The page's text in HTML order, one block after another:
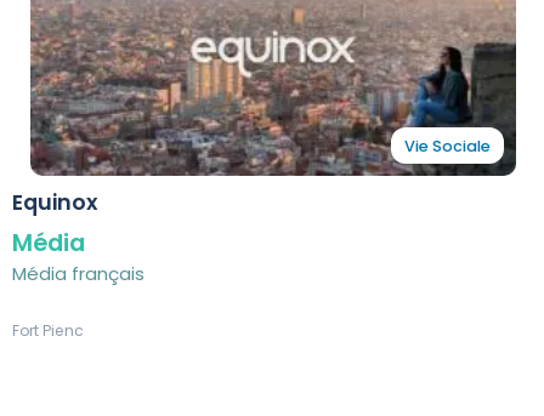
Vie Sociale
Equinox
Média
Média français
Fort Pienc